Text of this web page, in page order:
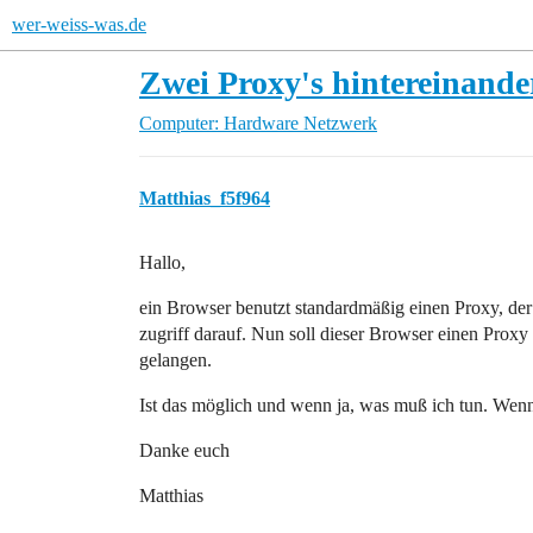
wer-weiss-was.de
Zwei Proxy's
Computer: Hardware Netzwerk
Matthias_f5f964
Hallo,
ein Browser benutzt standardmäßig einen Proxy,
zugriff darauf. Nun soll dieser Browser einen Proxy
gelangen.
Ist das möglich und wenn ja, was muß ich tun.
Danke euch
Matthias